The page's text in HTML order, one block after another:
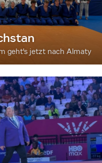
geht's jetzt nach Almaty